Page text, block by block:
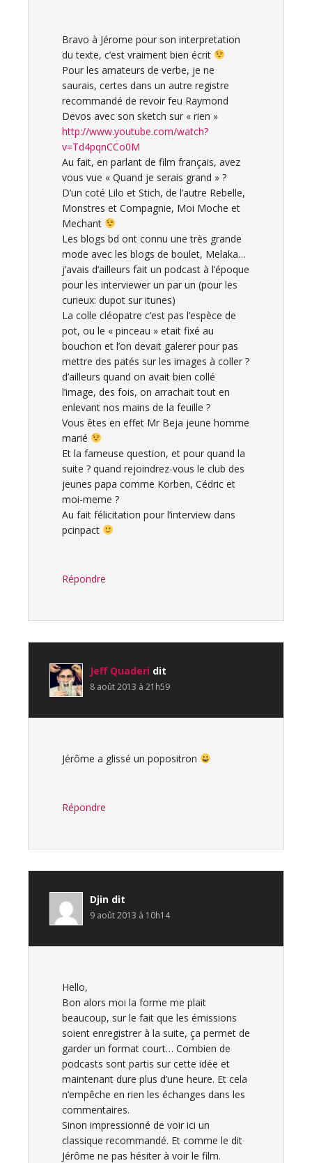
Bravo à Jérome pour son interpretation
du texte, c’est vraiment bien écrit
Pour les amateurs de verbe, je ne
saurais, certes dans un autre registre
recommandé de revoir feu Raymond
Devos avec son sketch sur « rien »
http://www.youtube.com/watch?
v=Td4pqnCCo0M
Au fait, en parlant de film français, avez
vous vue « Quand je serais grand » ?
D’un coté Lilo et Stich, de l’autre Rebelle,
Monstres et Compagnie, Moi Moche et
Mechant
Les blogs bd ont connu une très grande
mode avec les blogs de boulet, Melaka…
j’avais d’ailleurs fait un podcast à l’époque
pour les interviewer un par un (pour les
curieux: dupot sur itunes)
La colle cléopatre c’est pas l’espèce de
pot, ou le « pinceau » etait fixé au
bouchon et l’on devait galerer pour pas
mettre des patés sur les images à coller ?
d’ailleurs quand on avait bien collé
l’image, des fois, on arrachait tout en
enlevant nos mains de la feuille ?
Vous êtes en effet Mr Beja jeune homme
marié
Et la fameuse question, et pour quand la
suite ? quand rejoindrez-vous le club des
jeunes papa comme Korben, Cédric et
moi-meme ?
Au fait félicitation pour l’interview dans
pcinpact
Répondre
Jeff Quaderi dit
8 août 2013 à 21h59
Jérôme a glissé un popositron
Répondre
Djin dit
9 août 2013 à 10h14
Hello,
Bon alors moi la forme me plait
beaucoup, sur le fait que les émissions
soient enregistrer à la suite, ça permet de
garder un format court… Combien de
podcasts sont partis sur cette idée et
maintenant dure plus d’une heure. Et cela
n’empêche en rien les échanges dans les
commentaires.
Sinon impressionné de voir ici un
classique recommandé. Et comme le dit
Jérôme ne pas hésiter à voir le film.